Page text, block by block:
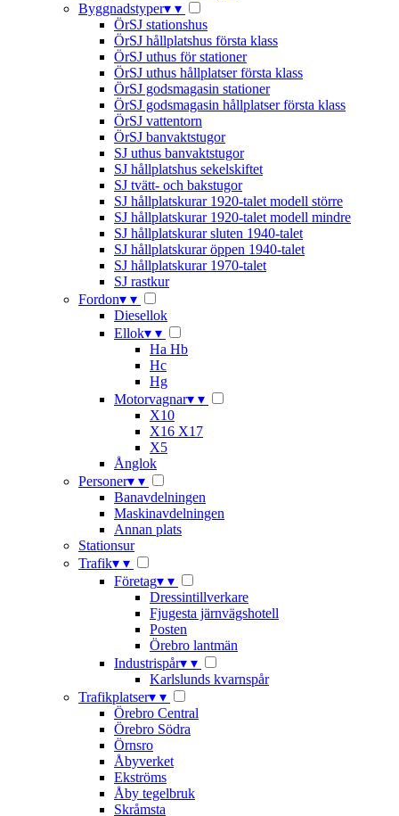
Byggnadstyper▾ ▾
ÖrSJ stationshus
ÖrSJ hållplatshus första klass
ÖrSJ uthus för stationer
ÖrSJ uthus hållplatser första klass
ÖrSJ godsmagasin stationer
ÖrSJ godsmagasin hållplatser första klass
ÖrSJ vattentorn
ÖrSJ banvaktstugor
SJ uthus banvaktstugor
SJ hållplatshus sekelskiftet
SJ tvätt- och bakstugor
SJ hållplatskurar 1920-talet modell större
SJ hållplatskurar 1920-talet modell mindre
SJ hållplatskurar sluten 1940-talet
SJ hållplatskurar öppen 1940-talet
SJ hållplatskurar 1970-talet
SJ rastkur
Fordon▾ ▾
Diesellok
Ellok▾ ▾
Ha Hb
Hc
Hg
Motorvagnar▾ ▾
X10
X16 X17
X5
Ånglok
Personer▾ ▾
Banavdelningen
Maskinavdelningen
Annan plats
Stationsur
Trafik▾ ▾
Företag▾ ▾
Dressintillverkare
Fjugesta järnvägshotell
Posten
Örebro lantmän
Industrispår▾ ▾
Karlslunds kvarnspår
Trafikplatser▾ ▾
Örebro Central
Örebro Södra
Örnsro
Åbyverket
Ekströms
Åby tegelbruk
Skråmsta